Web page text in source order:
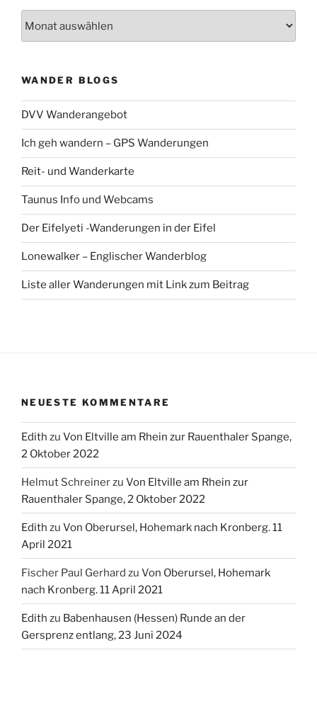
WANDER BLOGS
DVV Wanderangebot
Ich geh wandern – GPS Wanderungen
Reit- und Wanderkarte
Taunus Info und Webcams
Der Eifelyeti -Wanderungen in der Eifel
Lonewalker – Englischer Wanderblog
Liste aller Wanderungen mit Link zum Beitrag
NEUESTE KOMMENTARE
Edith zu Von Eltville am Rhein zur Rauenthaler Spange,
2 Oktober 2022
Helmut Schreinerzu Von Eltville am Rhein zur
Rauenthaler Spange, 2 Oktober 2022
Edith zu Von Oberursel, Hohemark nach Kronberg. 11
April 2021
Fischer Paul Gerhard zu Von Oberursel, Hohemark
nach Kronberg. 11 April 2021
Edith zu Babenhausen (Hessen) Runde an der
Gersprenz entlang, 23 Juni 2024